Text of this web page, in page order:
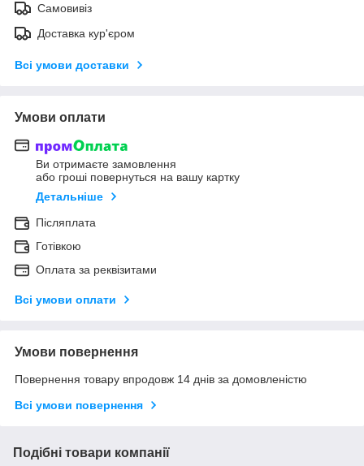
Самовивіз
Доставка кур'єром
Всі умови доставки
Умови оплати
Ви отримаєте замовлення
або гроші повернуться на вашу картку
Детальніше
Післяплата
Готівкою
Оплата за реквізитами
Всі умови оплати
Умови повернення
Повернення товару впродовж 14 днів за домовленістю
Всі умови повернення
Подібні товари компанії